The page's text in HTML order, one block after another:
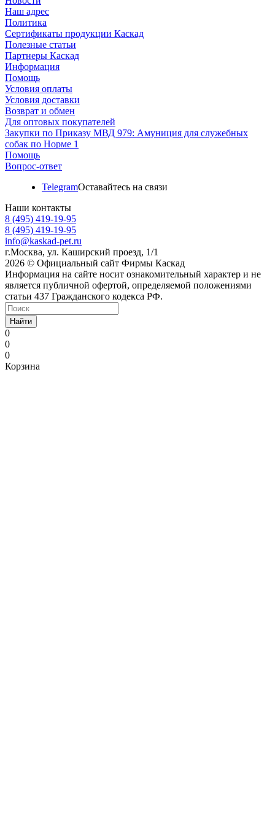
Наш адрес
Политика
Сертификаты продукции Каскад
Полезные статьи
Партнеры Каскад
Информация
Помощь
Условия оплаты
Условия доставки
Возврат и обмен
Для оптовых покупателей
Закупки по Приказу МВД 979: Амуниция для служебных
собак по Норме 1
Помощь
Вопрос-ответ
TelegramОставайтесь на связи
Наши контакты
8 (495) 419-19-95
8 (495) 419-19-95
info@kaskad-pet.ru
г.Москва, ул. Каширский проезд, 1/1
2026 © Официальный сайт Фирмы Каскад
Информация на сайте носит ознакомительный характер и не
является публичной офертой, определяемой положениями
статьи 437 Гражданского кодекса РФ.
Найти
0
0
0
Корзина